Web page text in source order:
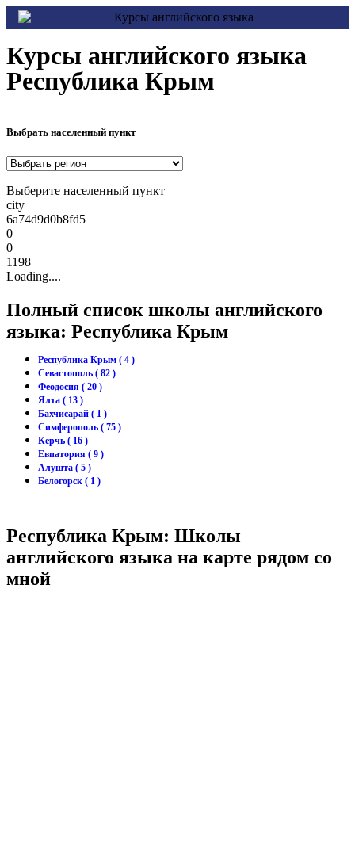
Курсы английского языка
Республика Крым
Выбрать населенный пункт
Выберите населенный пункт
city
6a74d9d0b8fd5
0
0
1198
Loading....
Полный список школы английского
языка: Республика Крым
Республика Крым ( 4 )
Севастополь ( 82 )
Феодосия ( 20 )
Ялта ( 13 )
Бахчисарай ( 1 )
Симферополь ( 75 )
Керчь ( 16 )
Евпатория ( 9 )
Алушта ( 5 )
Белогорск ( 1 )
Республика Крым: Школы
английского языка на карте рядом со
мной